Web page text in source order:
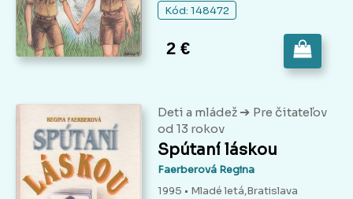
Kód: 148472
2 €
Deti a mládež ➔ Pre čitateľov
od 13 rokov
Spútaní láskou
Faerberová Regina
1995 • Mladé letá,Bratislava